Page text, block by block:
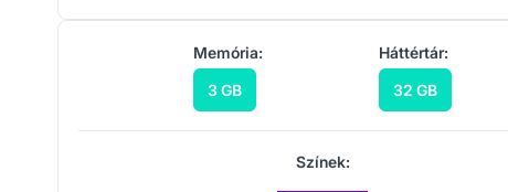
Memória:
3 GB
Háttértár:
32 GB
Színek: